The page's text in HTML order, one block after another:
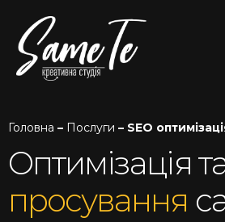
Головна – Послуги – SEO
Оптимізація
просування